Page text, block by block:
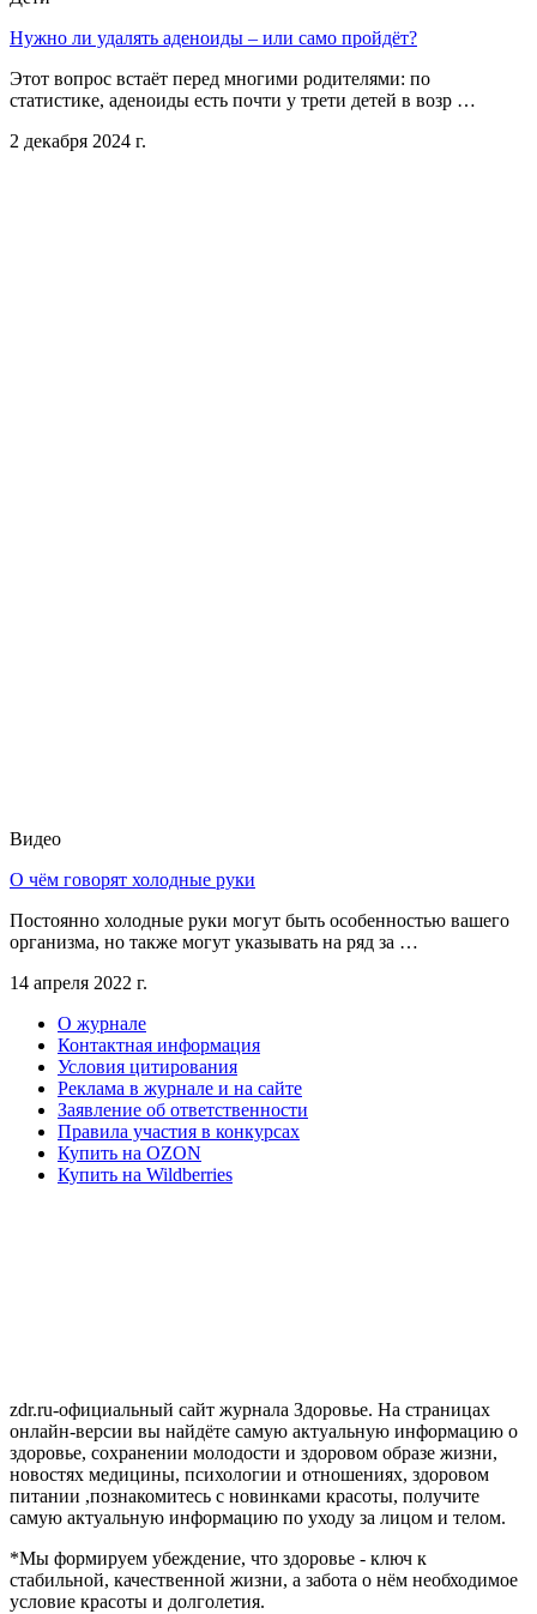
Нужно ли удалять аденоиды – или само пройдёт?
Этот вопрос встаёт перед многими родителями: по
статистике, аденоиды есть почти у трети детей в возр …
2 декабря 2024 г.
Видео
О чём говорят холодные руки
Постоянно холодные руки могут быть особенностью вашего
организма, но также могут указывать на ряд за …
14 апреля 2022 г.
О журнале
Контактная информация
Условия цитирования
Реклама в журнале и на сайте
Заявление об ответственности
Правила участия в конкурсах
Купить на OZON
Купить на Wildberries
zdr.ru-официальный сайт журнала Здоровье. На страницах
онлайн-версии вы найдёте самую актуальную информацию о
здоровье, сохранении молодости и здоровом образе жизни,
новостях медицины, психологии и отношениях, здоровом
питании ,познакомитесь с новинками красоты, получите
самую актуальную информацию по уходу за лицом и телом.
*Мы формируем убеждение, что здоровье - ключ к
стабильной, качественной жизни, а забота о нём необходимое
условие красоты и долголетия.